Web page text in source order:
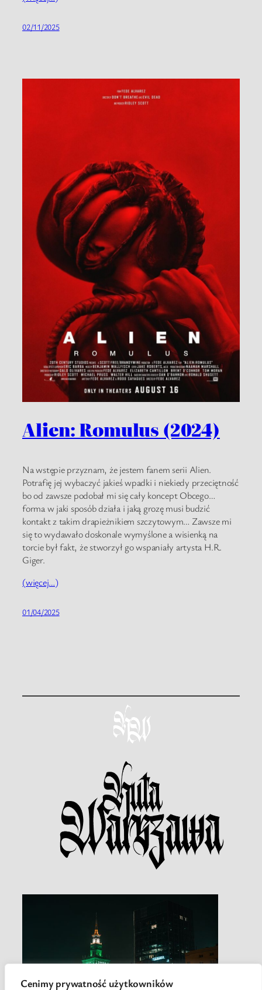
Cenimy prywatność użytkowników
02/11/2025
Alien: Romulus (2024)
Na wstępie przyznam, że jestem fanem serii Alien.
Potrafię jej wybaczyć jakieś wpadki i niekiedy przeciętność
bo od zawsze podobał mi się cały koncept Obcego…
forma w jaki sposób działa i jaką grozę musi budzić
kontakt z takim drapieżnikiem szczytowym… Zawsze mi
się to wydawało doskonale wymyślone a wisienką na
torcie był fakt, że stworzył go wspaniały artysta H.R.
Giger.
(więcej…)
01/04/2025